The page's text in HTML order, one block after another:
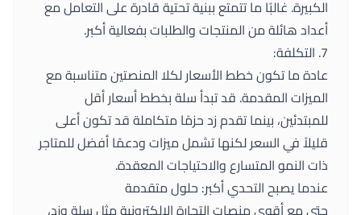
الكبيرة. غالبًا ما تتمتع ببنية تحتية قادرة على التعامل مع
أعداد هائلة من المنتجات والطلبات بفعالية أكبر.
7. التكلفة:
عادة ما تكون خطط الأسعار لكلا المنصتين متناسبة مع
الميزات المقدمة. قد تبدأ سلة بخطط أسعار أقل
للمبتدئين، بينما تقدم زد حزمًا متكاملة قد تكون أعلى
قليلاً في السعر لكنها تشمل ميزات ودعمًا أفضل للمتاجر
ذات النمو المتسارع والاحتياجات المعقدة.
عندما يصبح التحدي أكبر: حلول متقدمة